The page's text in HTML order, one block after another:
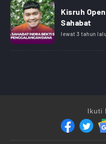
Kisruh
Sahabat
lewat 3 tahun lalu
Ikuti